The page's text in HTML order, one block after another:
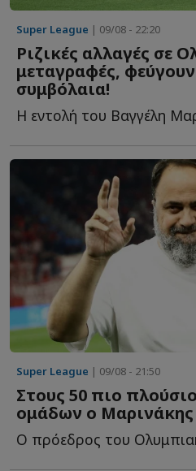
Super League | 09/08 - 22:20
Ριζικές αλλαγές σε
μεταγραφές,
συμβόλαια!
Super League | 09/08 - 21:50
Στους 50 πιο
ομάδων ο
Ο πρόεδρος του